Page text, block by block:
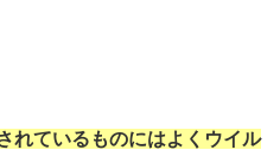
れているものにはよくウイル